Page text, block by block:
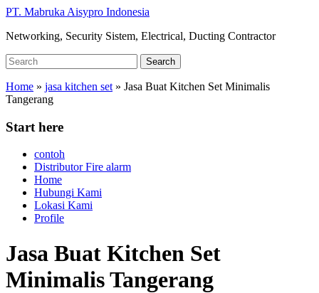
Skip
main
PT. Mabruka Aisypro Indonesia
Networking, Security Sistem, Electrical, Ducting Contractor
Search
for:
Search
Home » jasa kitchen set » Jasa Buat Kitchen Set Minimalis
Tangerang
Start here
contoh
Distributor Fire alarm
Home
Hubungi Kami
Lokasi Kami
Profile
Jasa Buat Kitchen Set
Minimalis Tangerang